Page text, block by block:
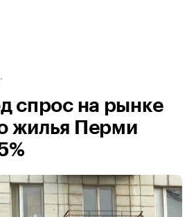
спрос на рынке
жилья Перми